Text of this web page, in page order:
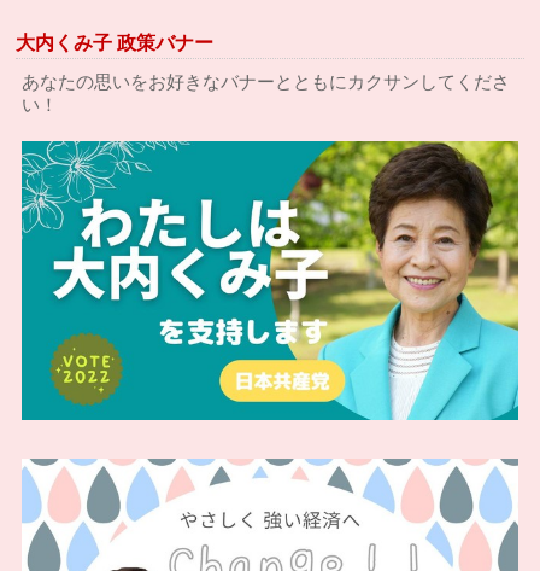
大内くみ子 政策バナー
あなたの思いをお好きなバナーとともにカクサンしてくださ
い！